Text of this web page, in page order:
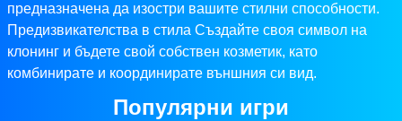
предназначена да изостри вашите стилни способности.
Предизвикателства в стила Създайте своя символ на
клонинг и бъдете свой собствен козметик, като
комбинирате и координирате външния си вид.
Популярни игри